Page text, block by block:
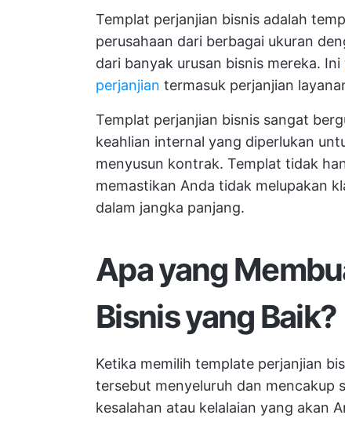
Templat perjanjian bisnis adalah
perusahaan dari berbagai ukuran
dari banyak urusan bisnis mereka. Ini
perjanjian termasuk perjanjian
Templat perjanjian bisnis sangat
keahlian internal yang diperlukan
menyusun kontrak. Templat tidak
memastikan Anda tidak melupakan
dalam jangka panjang.
Apa yang
Bisnis yang Baik?
Ketika memilih template perjanjian
tersebut menyeluruh dan mencakup
kesalahan atau kelalaian yang akan